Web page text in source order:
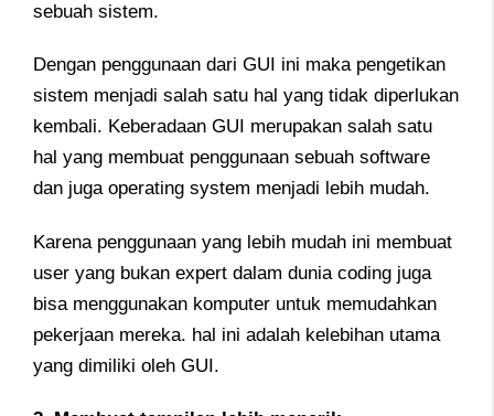
sebuah sistem.
Dengan penggunaan dari GUI ini maka pengetikan
sistem menjadi salah satu hal yang tidak diperlukan
kembali. Keberadaan GUI merupakan salah satu
hal yang membuat penggunaan sebuah software
dan juga operating system menjadi lebih mudah.
Karena penggunaan yang lebih mudah ini membuat
user yang bukan expert dalam dunia coding juga
bisa menggunakan komputer untuk memudahkan
pekerjaan mereka. hal ini adalah kelebihan utama
yang dimiliki oleh GUI.